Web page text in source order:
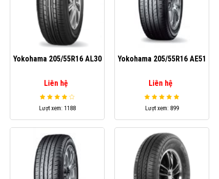
Yokohama 205/55R16 AL30
Liên hệ
Lượt xem: 1188
Yokohama 205/55R16 AE51
Liên hệ
Lượt xem: 899